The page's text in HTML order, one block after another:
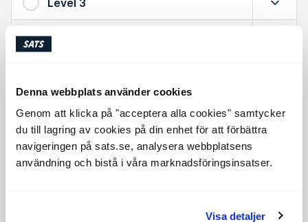
Denna webbplats använder cookies
Genom att klicka på "acceptera alla cookies" samtycker
du till lagring av cookies på din enhet för att förbättra
navigeringen på sats.se, analysera webbplatsens
användning och bistå i våra marknadsföringsinsatser.
Visa detaljer
Level 3
Level 4
kunder
Ytterligare utökad kompetens såsom idrottsspecifik
träning, coachning och skadeförebyggning
Ett bra val om du vill ha en personlig tränare i
toppskiktet med lång erfarenhet och spetskompetens